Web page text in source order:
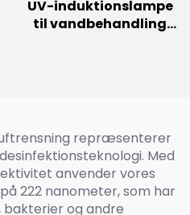
UV-induktionslampe
til vandbehandling
repræsenterer
Med
anvender vores
222 nanometer, som har
bakterier og andre